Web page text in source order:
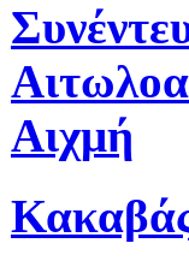
Αιχμή